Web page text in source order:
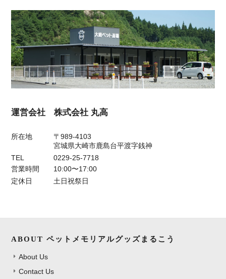
運営会社 株式会社 丸高
所在地
〒989-4103
宮城県大崎市鹿島台平渡字銭神
TEL
0229-25-7718
営業時間
10:00〜17:00
定休日
土日祝祭日
ABOUT ペットメモリアルグッズまるこう
About Us
Contact Us